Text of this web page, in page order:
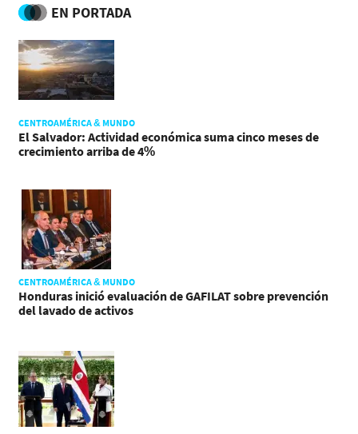
EN PORTADA
CENTROAMÉRICA & MUNDO
El Salvador: Actividad económica suma cinco meses de
crecimiento arriba de 4%
CENTROAMÉRICA & MUNDO
Honduras inició evaluación de GAFILAT sobre prevención
del lavado de activos